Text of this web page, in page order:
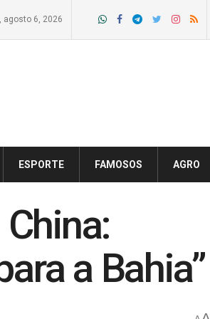
agosto 6, 2026
ESPORTE FAMOSOS AGRO
a Bahia”